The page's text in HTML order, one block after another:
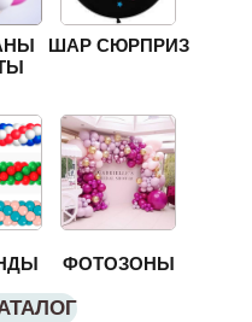
ШАР СЮРПРИЗ
ФОТОЗОНЫ